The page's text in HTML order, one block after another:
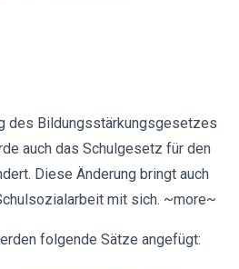
des Bildungsstärkungsgesetzes
auch das Schulgesetz für den
Diese Änderung bringt auch
mit sich. ~more~
folgende Sätze angefügt: